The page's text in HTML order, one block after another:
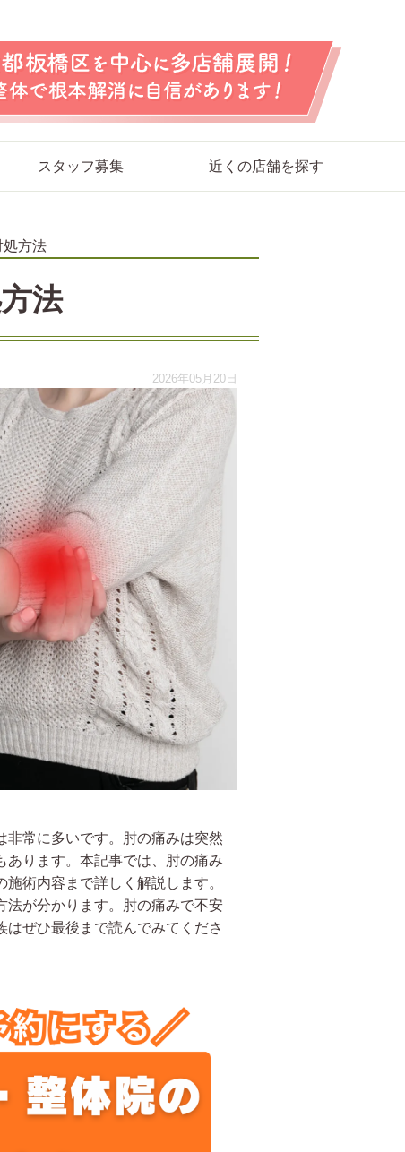
スタッフ募集 近くの店舗を探す
処方法
法
2026年05月20日
非常に多いです。肘の痛みは突然
ります。本記事では、肘の痛み
術内容まで詳しく解説します。
法が分かります。肘の痛みで不安
ぜひ最後まで読んでみてくださ